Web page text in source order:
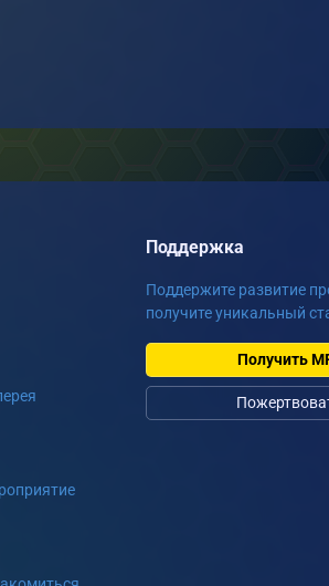
Поддержка
Поддержите развитие
получите уникальный
Получить